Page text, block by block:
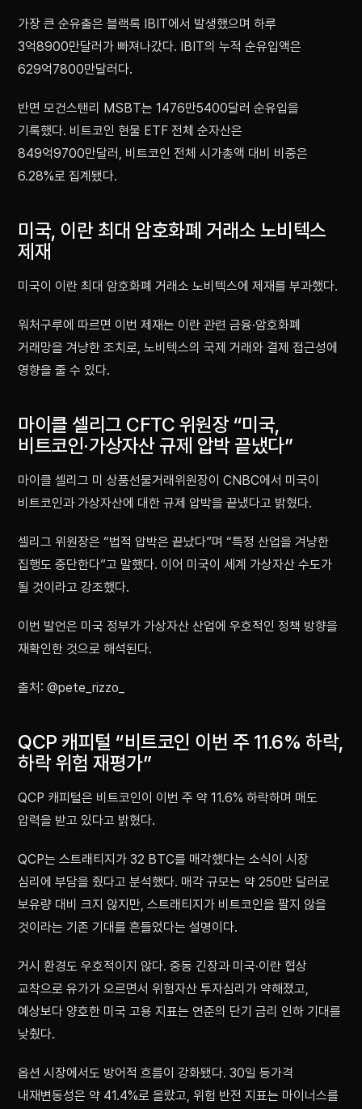
가장 큰 순유출은 블랙록 IBIT에서 발생했으며 하루
3억8900만달러가 빠져나갔다. IBIT의 누적 순유입액은
629억7800만달러다.
반면 모건스탠리 MSBT는 1476만5400달러 순유입을
기록했다. 비트코인 현물 ETF 전체 순자산은
849억9700만달러, 비트코인 전체 시가총액 대비 비중은
6.28%로 집계됐다.
미국, 이란 최대 암호화폐 거래소 노비텍스
제재
미국이 이란 최대 암호화폐 거래소 노비텍스에 제재를 부과했다.
워처구루에 따르면 이번 제재는 이란 관련 금융·암호화폐
거래망을 겨냥한 조치로, 노비텍스의 국제 거래와 결제 접근성에
영향을 줄 수 있다.
마이클 셀리그 CFTC 위원장 “미국,
비트코인·가상자산 규제 압박 끝냈다”
마이클 셀리그 미 상품선물거래위원장이 CNBC에서 미국이
비트코인과 가상자산에 대한 규제 압박을 끝냈다고 밝혔다.
셀리그 위원장은 “법적 압박은 끝났다”며 “특정 산업을 겨냥한
집행도 중단한다”고 말했다. 이어 미국이 세계 가상자산 수도가
될 것이라고 강조했다.
이번 발언은 미국 정부가 가상자산 산업에 우호적인 정책 방향을
재확인한 것으로 해석된다.
출처: @pete_rizzo_
QCP 캐피털 “비트코인 이번 주 11.6% 하락,
하락 위험 재평가”
QCP 캐피털은 비트코인이 이번 주 약 11.6% 하락하며 매도
압력을 받고 있다고 밝혔다.
QCP는 스트래티지가 32 BTC를 매각했다는 소식이 시장
심리에 부담을 줬다고 분석했다. 매각 규모는 약 250만 달러로
보유량 대비 크지 않지만, 스트래티지가 비트코인을 팔지 않을
것이라는 기존 기대를 흔들었다는 설명이다.
거시 환경도 우호적이지 않다. 중동 긴장과 미국·이란 협상
교착으로 유가가 오르면서 위험자산 투자심리가 약해졌고,
예상보다 양호한 미국 고용 지표는 연준의 단기 금리 인하 기대를
낮췄다.
옵션 시장에서도 방어적 흐름이 강화됐다. 30일 등가격
내재변동성은 약 41.4%로 올랐고, 위험 반전 지표는 마이너스를